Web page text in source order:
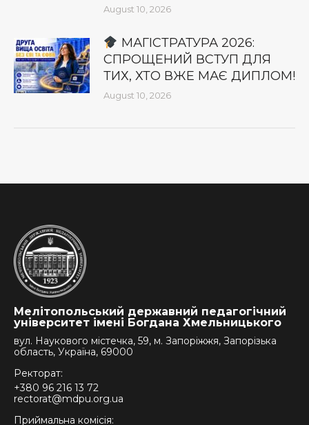
August 10, 2026
МАГІСТРАТУРА 2026:
СПРОЩЕНИЙ ВСТУП ДЛЯ
ТИХ, ХТО ВЖЕ МАЄ ДИПЛОМ!
August 10, 2026
Мелітопольський державний педагогічний
університет імені Богдана Хмельницького
вул. Наукового містечка, 59, м. Запоріжжя, Запорізька
область, Україна, 69000
Ректорат:
+380 96 216 13 72
rectorat@mdpu.org.ua
Приймальна комісія: